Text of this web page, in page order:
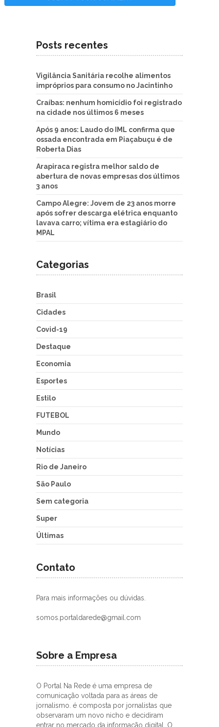
Posts recentes
Vigilância Sanitária recolhe alimentos
impróprios para consumo no Jacintinho
Craíbas: nenhum homicídio foi registrado
na cidade nos últimos 6 meses
Após 9 anos: Laudo do IML confirma que
ossada encontrada em Piaçabuçu é de
Roberta Dias
Arapiraca registra melhor saldo de
abertura de novas empresas dos últimos
3 anos
Campo Alegre: Jovem de 23 anos morre
após sofrer descarga elétrica enquanto
lavava carro; vítima era estagiário do
MPAL
Categorias
Brasil
Cidades
Covid-19
Destaque
Economia
Esportes
Estilo
FUTEBOL
Mundo
Notícias
Rio de Janeiro
São Paulo
Sem categoria
Super
Últimas
Contato
Para mais informações ou dúvidas.
somos.portaldarede@gmail.com
Sobre a Empresa
O Portal Na Rede é uma empresa de
comunicação voltada para as áreas de
jornalismo. é composta por jornalistas que
observaram um novo nicho e decidiram
entrar no mercado da informação digital. O